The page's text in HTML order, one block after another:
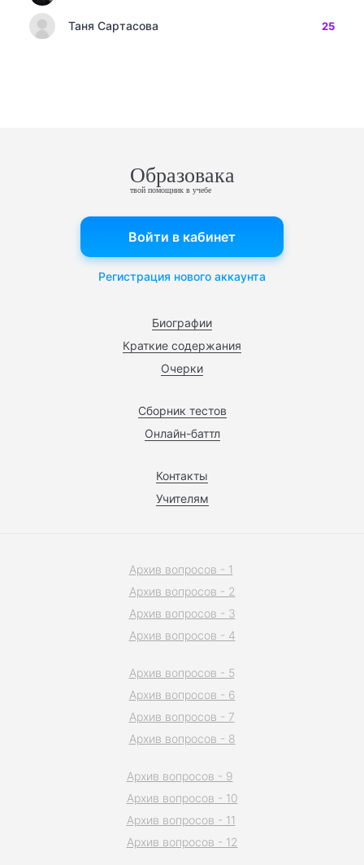
Таня Сартасова 25
Образовака
твой помощник в учебе
Биографии
Краткие содержания
Очерки
Сборник тестов
Онлайн-баттл
Контакты
Учителям
Войти в кабинет
Регистрация нового аккаунта
Архив вопросов - 1
Архив вопросов - 2
Архив вопросов - 3
Архив вопросов - 4
Архив вопросов - 5
Архив вопросов - 6
Архив вопросов - 7
Архив вопросов - 8
Архив вопросов - 9
Архив вопросов - 10
Архив вопросов - 11
Архив вопросов - 12